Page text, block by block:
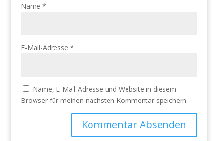
Name *
E-Mail-Adresse *
Name, E-Mail-Adresse und Website in diesem
Browser für meinen nächsten Kommentar speichern.